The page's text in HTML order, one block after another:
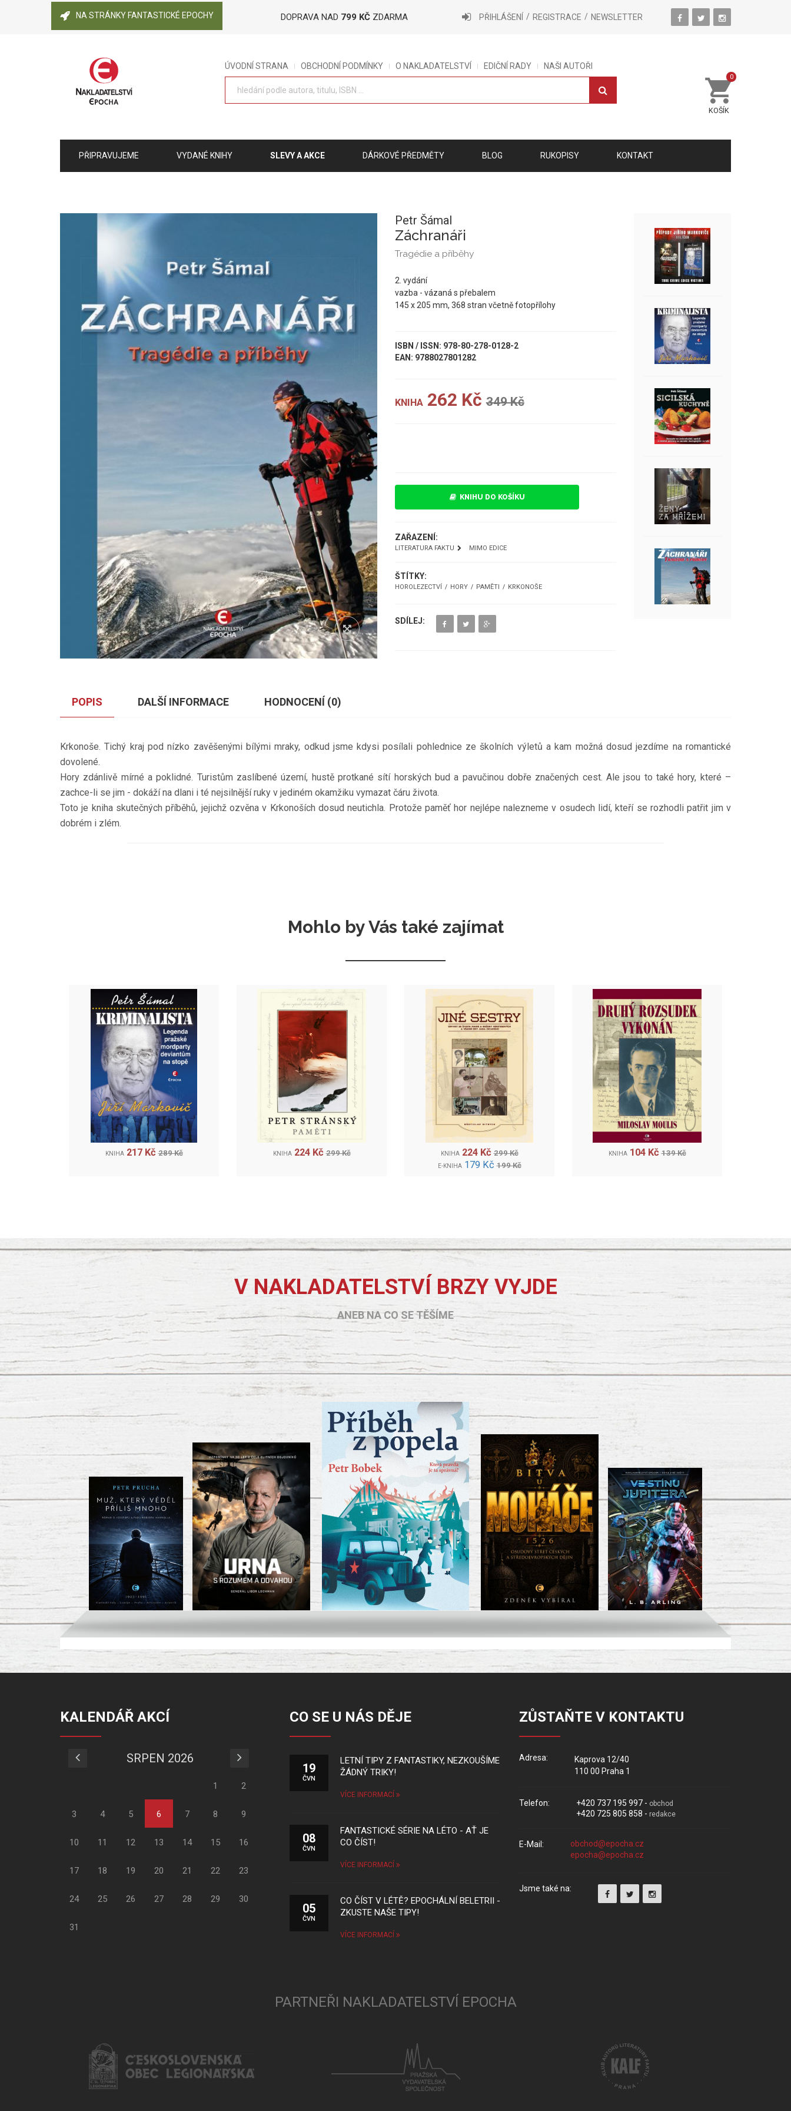
NA STRÁNKY FANTASTICKÉ EPOCHY DOPRAVA NAD 799 KČ ZDARMA PŘIHLÁŠENÍ REGISTRACE NEWSLETTER
ÚVODNÍ STRANA OBCHODNÍ PODMÍNKY O NAKLADATELSTVÍ EDIČNÍ RADY NAŠI AUTOŘI
KOŠÍK
0
PŘIPRAVUJEME VYDANÉ KNIHY SLEVY A AKCE DÁRKOVÉ PŘEDMĚTY BLOG RUKOPISY KONTAKT
Petr Šámal
Záchranáři
Tragédie a příběhy
2. vydání
vazba - vázaná s přebalem
145 x 205 mm, 368 stran včetně fotopřílohy
ISBN / ISSN: 978-80-278-0128-2
EAN: 9788027801282
KNIHA 262 Kč 349 Kč
KNIHU DO KOŠÍKU
ZAŘAZENÍ:
LITERATURA FAKTU MIMO EDICE
ŠTÍTKY:
HOROLEZECTVÍ HORY PAMĚTI KRKONOŠE
SDÍLEJ:
POPIS DALŠÍ INFORMACE HODNOCENÍ (0)
Krkonoše. Tichý kraj pod nízko zavěšenými bílými mraky, odkud jsme kdysi posílali pohlednice ze školních výletů a kam možná dosud jezdíme na romantické
dovolené.
Hory zdánlivě mírné a poklidné. Turistům zaslíbené území, hustě protkané sítí horských bud a pavučinou dobře značených cest. Ale jsou to také hory, které –
zachce-li se jim - dokáží na dlani i té nejsilnější ruky v jediném okamžiku vymazat čáru života.
Toto je kniha skutečných příběhů, jejichž ozvěna v Krkonoších dosud neutichla. Protože paměť hor nejlépe nalezneme v osudech lidí, kteří se rozhodli patřit jim v
dobrém i zlém.
Mohlo by Vás také zajímat
KNIHA 217 Kč 289 Kč KNIHA 224 Kč 299 Kč KNIHA 224 Kč 299 Kč
E-KNIHA 179 Kč 199 Kč
KNIHA 104 Kč 139 Kč
V NAKLADATELSTVÍ BRZY VYJDE
ANEB NA CO SE TĚŠÍME
KALENDÁŘ AKCÍ
SRPEN 2026
1 2
3 4 5 6 7 8 9
10 11 12 13 14 15 16
17 18 19 20 21 22 23
24 25 26 27 28 29 30
31
CO SE U NÁS DĚJE
19
ČVN
LETNÍ TIPY Z FANTASTIKY, NEZKOUŠÍME
ŽÁDNÝ TRIKY!
VÍCE INFORMACÍ
08
ČVN
FANTASTICKÉ SÉRIE NA LÉTO - AŤ JE
CO ČÍST!
VÍCE INFORMACÍ
05
ČVN
CO ČÍST V LÉTĚ? EPOCHÁLNÍ BELETRII -
ZKUSTE NAŠE TIPY!
VÍCE INFORMACÍ
ZŮSTAŇTE V KONTAKTU
Adresa:
Kaprova 12/40
110 00 Praha 1
Telefon: +420 737 195 997 - obchod
+420 725 805 858 - redakce
E-Mail:
Jsme také na:
PARTNEŘI NAKLADATELSTVÍ EPOCHA